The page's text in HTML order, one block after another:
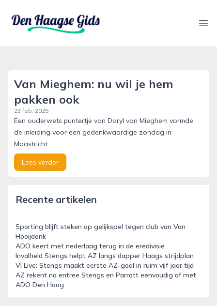
denhaagsegids.nl
Van Mieghem: nu wil je hem
pakken ook
23 feb. 2025
Een ouderwets puntertje van Daryl van Mieghem vormde
de inleiding voor een gedenkwaardige zondag in
Maastricht...
Lees verder
Recente artikelen
Sporting blijft steken op gelijkspel tegen club van Van
Hooijdonk
ADO keert met nederlaag terug in de eredivisie
Invalheld Stengs helpt AZ langs dapper Haags strijdplan
VI Live: Stengs maakt eerste AZ-goal in ruim vijf jaar tijd
AZ rekent na entree Stengs en Parrott eenvoudig af met
ADO Den Haag